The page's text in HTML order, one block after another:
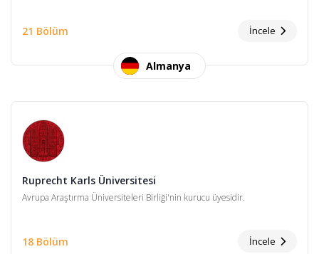
21 Bölüm İncele
Almanya
Ruprecht Karls Üniversitesi
Avrupa Araştırma Üniversiteleri Birliği'nin kurucu üyesidir.
18 Bölüm İncele